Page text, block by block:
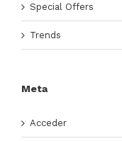
Special Offers
Trends
Meta
Acceder